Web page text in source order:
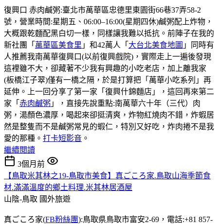
復興口 赤肉鹹粥:臺北市萬華區忠德里東園街66巷37弄58-2
號，營業時間:星期五、06:00–16:00(星期四休)鹹粥配上炸物，
大概跟乾麵配黑白切一樣，同樣讓我難以抵抗。前陣子在我的
新社團「 萬華區美食里 」和42萬人「 大台北美食地圖 」同時有
人推薦我南萬華復興口(以前復興戲院)，實際走上一遍後發現
這裡雖不大，卻藏著不少我有興趣的小吃老店，加上離我家
(板橋江子翠)僅有一橋之隔，於是打算把「萬華小吃系列」再
延伸。上一回分享了第一家「復興什錦麵店」，這回再來第二
家「 赤肉鹹粥 」，直接先說重點:南萬華六十年（三代）肉
粥，湯顏色濃厚，喝起來卻挺清爽，炸物紅燒肉不錯，炸蝦居
然是整隻而不是鹹粥常見的蝦仁，特別又好吃，炸肉捲不是我
愛的那種。 打卡短影音 。
繼續閱讀
3個月前
【鳥取米其林之19-鳥取市美食】真ごころ家.鳥取山海季節食
材.滿滿溫度的鄉土料理.米其林居酒屋
山陰-鳥取 國外旅遊
真ごころ家(FB粉絲團):鳥取県鳥取市富安2-69，電話:+81 857-